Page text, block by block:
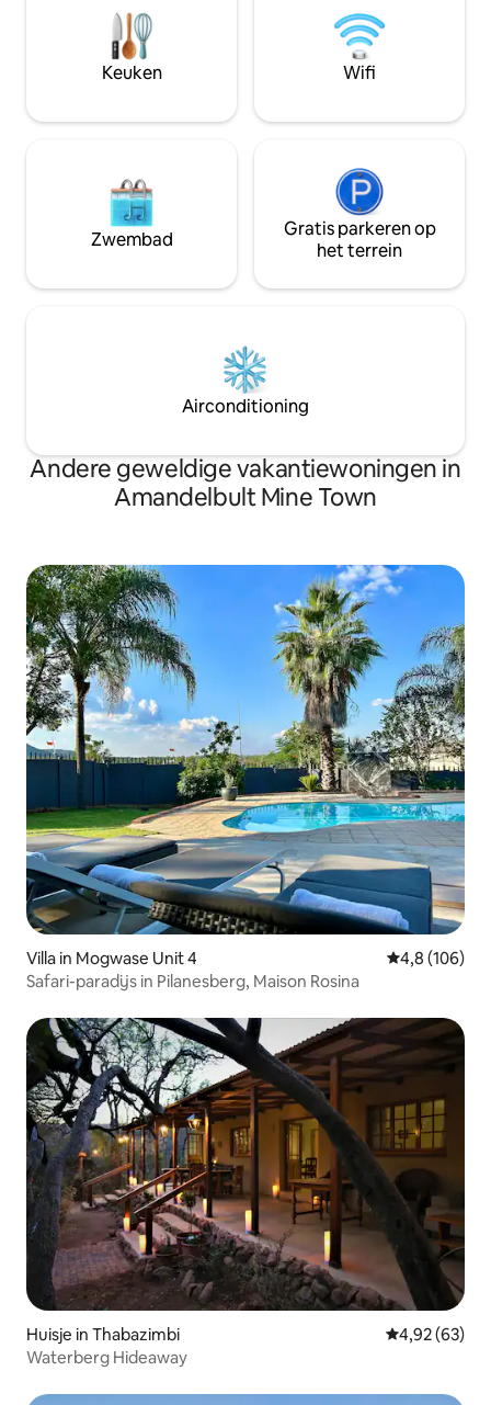
high clearance voertuig; als alternatief
kunnen we ervoor zorgen dat we je bij
de gate halen om je te brengen. Ga met
ons mee en schakel uit, alleen zeer
Keuken Wifi
Zwembad
Gratis parkeren op
het terrein
Airconditioning
Andere geweldige vakantiewoningen in
Amandelbult Mine Town
Villa in Mogwase Unit 4 Gemiddelde
4,8 (106)
Safari-paradijs in Pilanesberg, Maison Rosina
Huisje in Thabazimbi Gemiddelde
4,92 (63)
Waterberg Hideaway